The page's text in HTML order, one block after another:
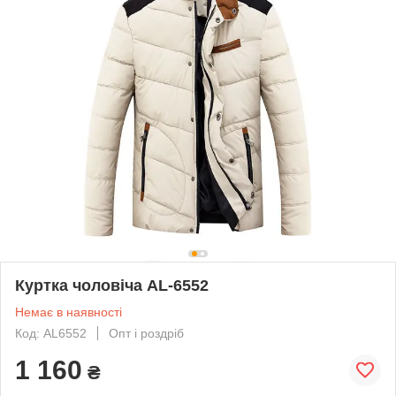
Куртка чоловіча AL-6552
Немає в наявності
Код: AL6552
Опт і роздріб
1 160 ₴